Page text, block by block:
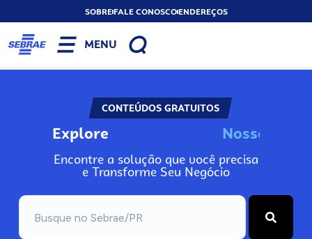
SOBREFALE CONOSCOENDEREÇOS
MENU
CONTEÚDOS GRATUITOS
Explore No
Encontre a solução que você precisa
e Transforme Seu Negócio